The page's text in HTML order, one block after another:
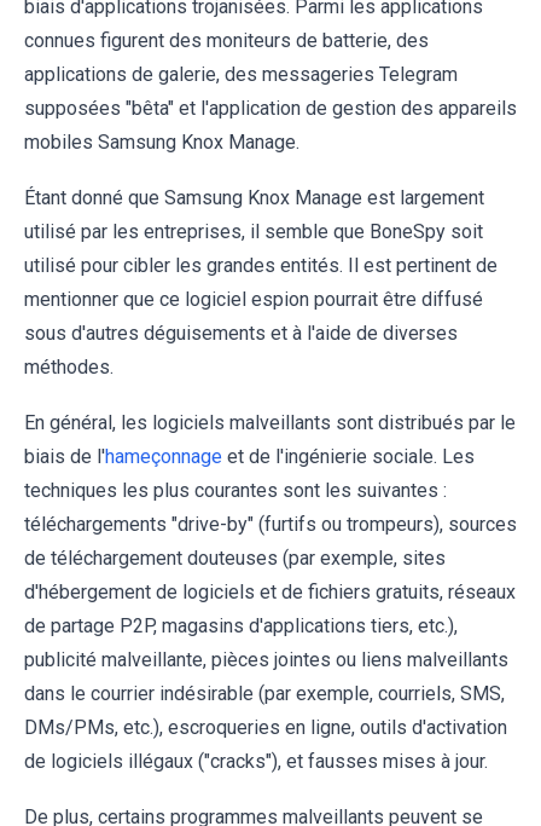
biais d'applications trojanisées. Parmi les applications
connues figurent des moniteurs de batterie, des
applications de galerie, des messageries Telegram
supposées "bêta" et l'application de gestion des appareils
mobiles Samsung Knox Manage.
Étant donné que Samsung Knox Manage est largement
utilisé par les entreprises, il semble que BoneSpy soit
utilisé pour cibler les grandes entités. Il est pertinent de
mentionner que ce logiciel espion pourrait être diffusé
sous d'autres déguisements et à l'aide de diverses
méthodes.
En général, les logiciels malveillants sont distribués par le
biais de l'hameçonnage et de l'ingénierie sociale. Les
techniques les plus courantes sont les suivantes :
téléchargements "drive-by" (furtifs ou trompeurs), sources
de téléchargement douteuses (par exemple, sites
d'hébergement de logiciels et de fichiers gratuits, réseaux
de partage P2P, magasins d'applications tiers, etc.),
publicité malveillante, pièces jointes ou liens malveillants
dans le courrier indésirable (par exemple, courriels, SMS,
DMs/PMs, etc.), escroqueries en ligne, outils d'activation
de logiciels illégaux ("cracks"), et fausses mises à jour.
De plus, certains programmes malveillants peuvent se